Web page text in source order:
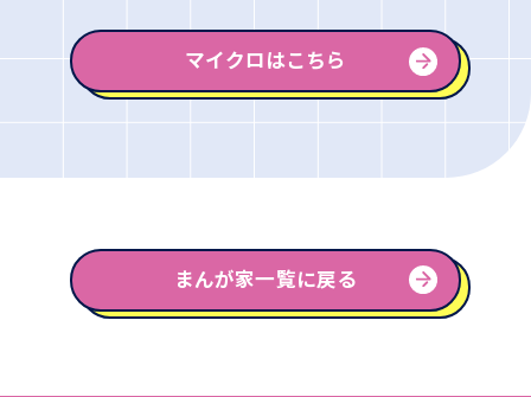
マイクロはこちら
まんが家一覧に戻る